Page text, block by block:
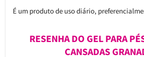
É um produto de uso diário,
RESENHA DO GEL PARA
CANSADAS